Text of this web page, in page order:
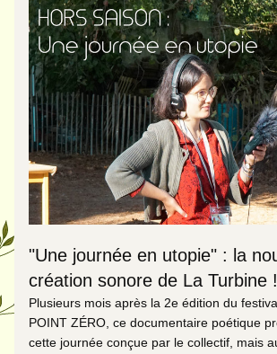
"Une journée en utopie" : la
création sonore de La Turbine !
Plusieurs mois après la 2e édition du
POINT ZÉRO, ce documentaire poétique
cette journée conçue par le collectif, mais